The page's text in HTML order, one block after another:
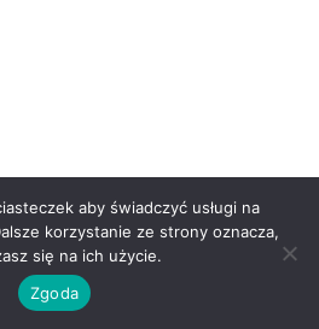
aby świadczyć usługi na
korzystanie ze strony oznacza,
się na ich użycie.
Zgoda